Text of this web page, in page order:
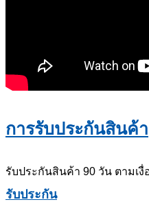
การรับประกันสินค้า
รับประกันสินค้า 90 วัน ตามเ
รับประกัน